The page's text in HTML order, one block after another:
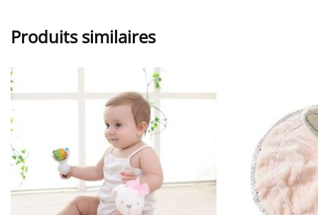
Produits similaires